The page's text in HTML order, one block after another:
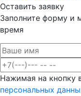
Оставить заявку
Заполните форму и
время
Нажимая на кнопку
персональных